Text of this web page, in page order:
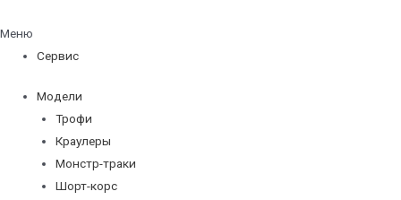
Меню
Сервис
Модели
Трофи
Краулеры
Монстр-траки
Шорт-корс